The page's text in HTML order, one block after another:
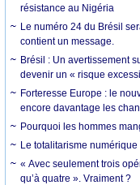
résistance au Nigéria
Le numéro 24 du Brésil
contient un message.
Brésil : Un avertissement
devenir un « risque
Forteresse Europe : le
encore davantage les
Pourquoi les hommes
Le totalitarisme
« Avec seulement trois
qu’à quatre ». Vraiment ?